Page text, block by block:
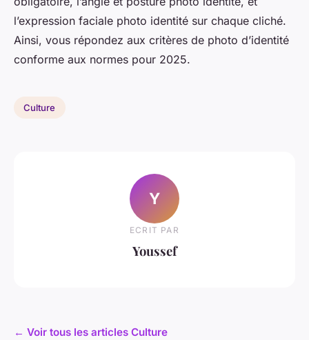
l’expression faciale photo identité sur chaque cliché.
Ainsi, vous répondez aux critères de photo d’identité
conforme aux normes pour 2025.
Culture
Y
ECRIT PAR
Youssef
← Voir tous les articles Culture